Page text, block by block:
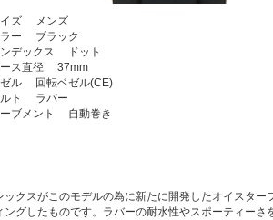
イズ メンズ
ラー ブラック
デックス ドット
ース直径 37mm
ゼル 回転ベゼル(CE)
ルト ラバー
ブメント 自動巻き
ックスがこのモデルの為に新たに開発したオイスタ
ングしたものです。ラバーの耐水性やスポーティー